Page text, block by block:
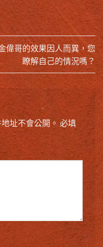
偉哥的效果因人而異，您
瞭解自己的情況嗎？
址不會公開。 必填